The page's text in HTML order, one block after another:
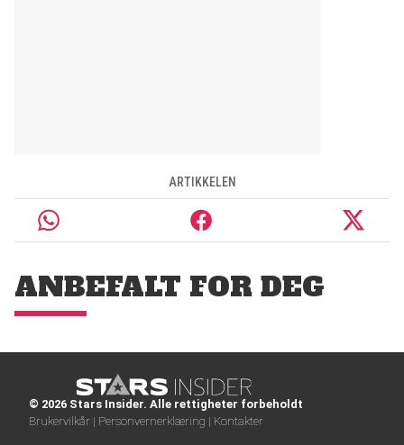
ARTIKKELEN
ANBEFALT FOR DEG
© 2026 Stars Insider. Alle rettigheter forbeholdt
Brukervilkår | Personvernerklæring | Kontakter